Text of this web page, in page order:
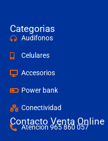
Categorias
Audifonos
Celulares
Accesorios
Power bank
Conectividad
Contacto Venta Online
Atencion 965 860 057